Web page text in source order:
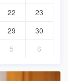
22
23
29
30
5 6